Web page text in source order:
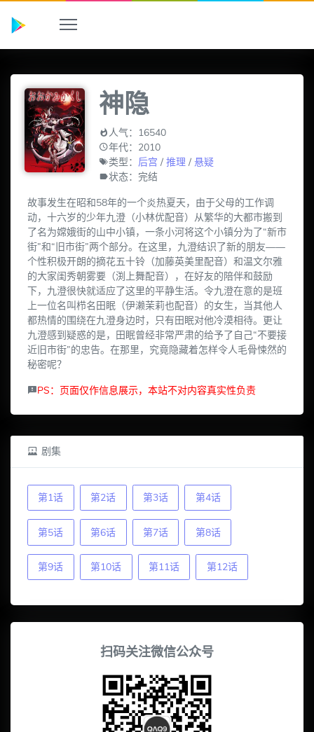
神隐
人气：16540
年代：2010
类型： 后宫 / 推理/ 悬疑
状态：完结
故事发生在昭和58年的一个炎热夏天，由于父母的工作调
动，十六岁的少年九澄（小林优配音）从繁华的大都市搬到
了名为嫦娥街的山中小镇，一条小河将这个小镇分为了“新市
街”和“旧市街”两个部分。在这里，九澄结识了新的朋友——
个性积极开朗的摘花五十铃（加藤英美里配音）和温文尔雅
的大家闺秀朝雾要（渕上舞配音），在好友的陪伴和鼓励
下，九澄很快就适应了这里的平静生活。令九澄在意的是班
上一位名叫栉名田眠（伊濑茉莉也配音）的女生，当其他人
都热情的围绕在九澄身边时，只有田眠对他冷漠相待。更让
九澄感到疑惑的是，田眠曾经非常严肃的给予了自己“不要接
近旧市街”的忠告。在那里，究竟隐藏着怎样令人毛骨悚然的
秘密呢？
PS：页面仅作信息展示，本站不对内容真实性负责
剧集
第1话 第2话 第3话 第4话
第5话 第6话 第7话 第8话
第9话 第10话 第11话 第12话
扫码关注微信公众号